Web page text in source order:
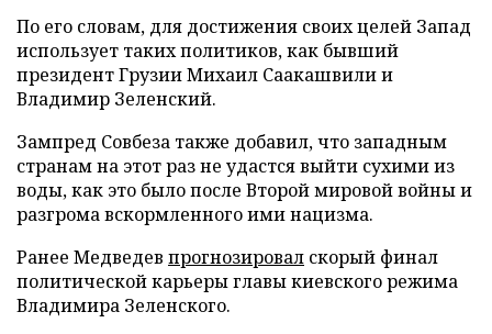
По его словам, для достижения своих целей Запад
использует таких политиков, как бывший
президент Грузии Михаил Саакашвили и
Владимир Зеленский.
Зампред Совбеза также добавил, что западным
странам на этот раз не удастся выйти сухими из
воды, как это было после Второй мировой войны и
разгрома вскормленного ими нацизма.
Ранее Медведев прогнозировал скорый финал
политической карьеры главы киевского режима
Владимира Зеленского.